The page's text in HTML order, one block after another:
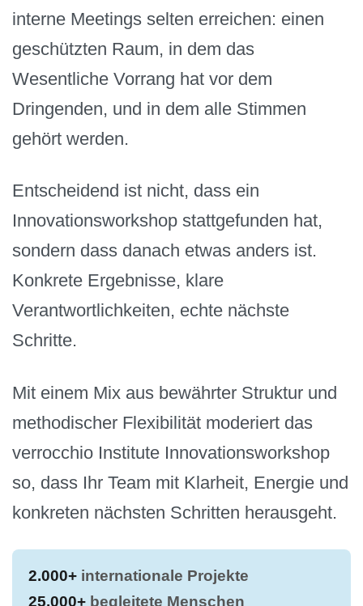
interne Meetings selten erreichen: einen
geschützten Raum, in dem das
Wesentliche Vorrang hat vor dem
Dringenden, und in dem alle Stimmen
gehört werden.
Entscheidend ist nicht, dass ein
Innovationsworkshop stattgefunden hat,
sondern dass danach etwas anders ist.
Konkrete Ergebnisse, klare
Verantwortlichkeiten, echte nächste
Schritte.
Mit einem Mix aus bewährter Struktur und
methodischer Flexibilität moderiert das
verrocchio Institute Innovationsworkshop
so, dass Ihr Team mit Klarheit, Energie und
konkreten nächsten Schritten herausgeht.
2.000+ internationale Projekte
25.000+ begleitete Menschen